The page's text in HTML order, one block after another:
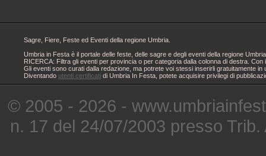
Sagre, Fiere, Feste ed Eventi della regione Umbria.
Umbria in Festa è il portale delle feste, delle sagre e degli eventi della regione
RICERCA: Filtra gli eventi per provincia o per categoria dalla colonna di destra.
Gli eventi sono curati dalla redazione, ma potrete voi stessi inserirli gratuitamente
Diventando utenti certificati di Umbria In Festa, potete acquisire privilegi di
© 2005 - 2026 -
n. 17 del 24/07/2003 presso